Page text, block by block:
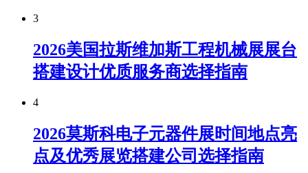
3
2026美国拉斯维加斯工程机械展展台
搭建设计优质服务商选择指南
4
2026莫斯科电子元器件展时间地点亮
点及优秀展览搭建公司选择指南